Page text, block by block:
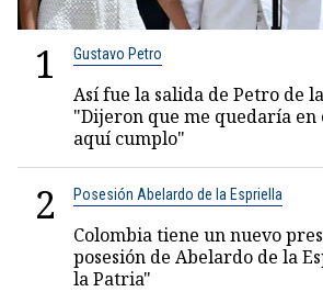
1 Gustavo Petro
Así fue la salida de Petro de
"Dijeron que me quedaría en
aquí cumplo"
2 Posesión Abelardo de la Espriella
Colombia tiene un nuevo
posesión de Abelardo de la
la Patria"